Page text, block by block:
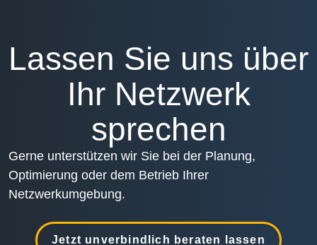
Lassen Sie uns über
Ihr Netzwerk
sprechen
Gerne unterstützen wir Sie bei der Planung,
Optimierung oder dem Betrieb Ihrer
Netzwerkumgebung.
Jetzt unverbindlich beraten lassen